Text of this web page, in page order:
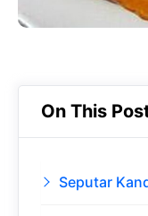
On This
Seputar